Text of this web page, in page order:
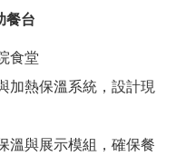
餐台
食堂
加熱保溫系統，設計現
溫與展示模組，確保餐